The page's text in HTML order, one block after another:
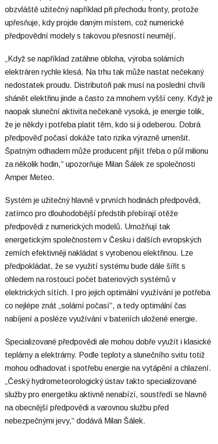
obzvláště užitečný například při přechodu fronty, protože
upřesňuje, kdy projde daným místem, což numerické
předpovědní modely s takovou přesností neumějí.
„Když se například zatáhne obloha, výroba solárních
elektráren rychle klesá. Na trhu tak může nastat nečekaný
nedostatek proudu. Distributoři pak musí na poslední chvíli
shánět elektřinu jinde a často za mnohem vyšší ceny. Když je
naopak sluneční aktivita nečekaně vysoká, je energie tolik,
že je někdy i potřeba platit těm, kdo si ji odeberou. Dobrá
předpověď počasí dokáže tato rizika výrazně umenšit.
Špatným odhadem může producent přijít třeba o půl milionu
za několik hodin,“ upozorňuje Milan Šálek ze společnosti
Amper Meteo.
Systém je užitečný hlavně v prvních hodinách předpovědi,
zatímco pro dlouhodobější předstih přebírají otěže
předpovědi z numerických modelů. Umožňují tak
energetickým společnostem v Česku i dalších evropských
zemích efektivněji nakládat s vyrobenou elektřinou. Lze
předpokládat, že se využití systému bude dále šířit s
ohledem na rostoucí počet bateriových systémů v
elektrických sítích. I pro jejich optimální využívání je potřeba
co nejlépe znát „solární počasí“, a tedy optimální čas
nabíjení a posléze využívání v bateriích uložené energie.
Specializované předpovědi ale mohou dobře využít i klasické
teplárny a elektrárny. Podle teploty a slunečního svitu totiž
mohou odhadovat i spotřebu energie na vytápění a chlazení.
„Český hydrometeorologický ústav takto specializované
služby pro energetiku aktivně nenabízí, soustředí se hlavně
na obecnější předpovědi a varovnou službu před
nebezpečnými jevy,“ dodává Milan Šálek.